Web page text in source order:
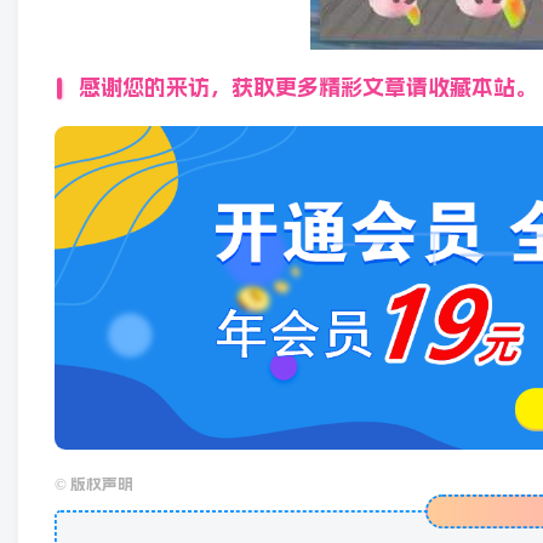
感谢您的来访，获取更多精彩文章请收藏本站。
© 版权声明